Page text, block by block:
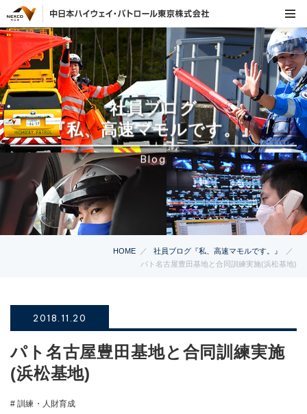
社員ブログ
『私、高速マモルです。』
Blog
HOME
社員ブログ『私、高速マモルです。』
パト名古屋豊田基地と合同訓練実施(浜松基地)
2018.11.20
パト名古屋豊田基地と合同訓練実施
(浜松基地)
# 訓練・人財育成